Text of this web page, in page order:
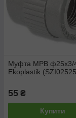
Муфта МРВ ф25х3/
Ekoplastik
55 ₴
Купити